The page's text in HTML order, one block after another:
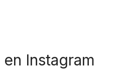
Instagram